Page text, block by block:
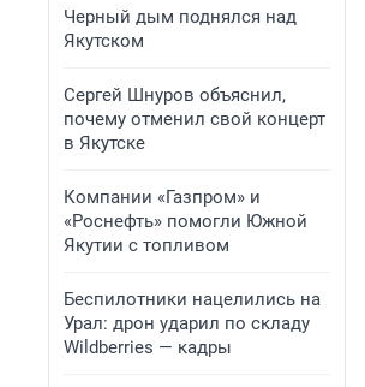
Черный дым поднялся над
Якутском
Сергей Шнуров объяснил,
почему отменил свой концерт
в Якутске
Компании «Газпром» и
«Роснефть» помогли Южной
Якутии с топливом
Беспилотники нацелились на
Урал: дрон ударил по складу
Wildberries — кадры